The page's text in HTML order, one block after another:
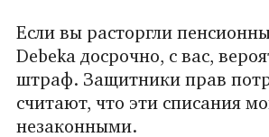
Если вы расторгли
Debeka досрочно, с вас,
штраф. Защитники прав
считают, что эти списания
незаконными.